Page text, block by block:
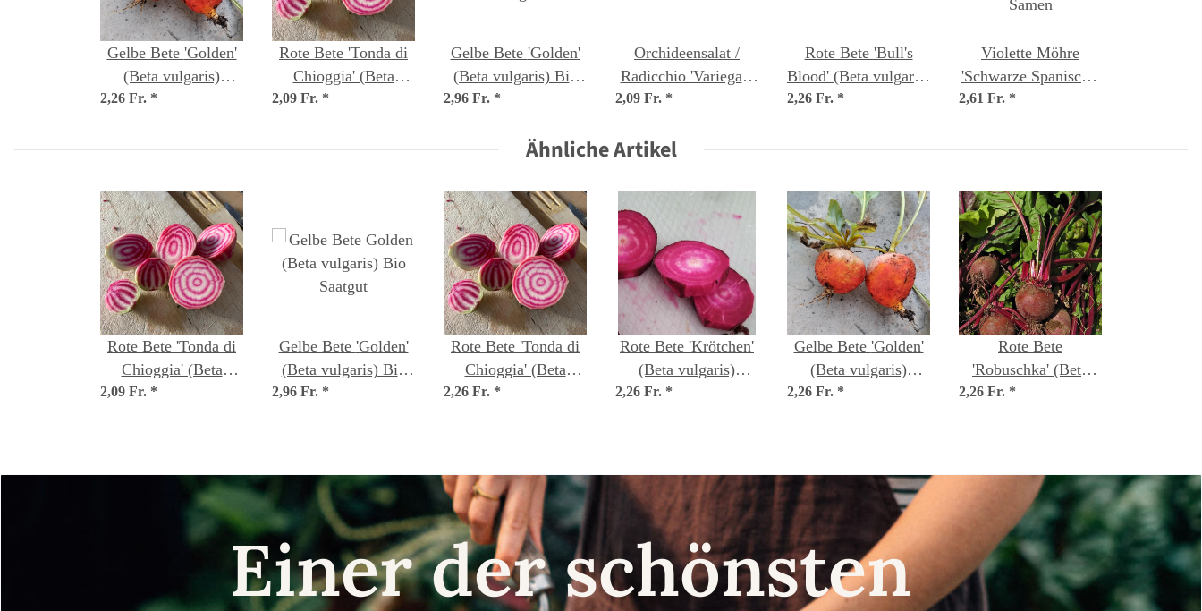
Gelbe Bete 'Golden'
(Beta vulgaris)
Samen
2,26 Fr. *
Rote Bete 'Tonda di
Chioggia' (Beta
vulgaris) Samen
2,09 Fr. *
Gelbe Bete 'Golden'
(Beta vulgaris) Bio
Saatgut
2,96 Fr. *
Orchideensalat /
Radicchio 'Variegata
di Castelfranco'
var. foliosum) Samen
2,09 Fr. *
Rote Bete 'Bull's
Blood' (Beta vulgaris)
Samen
2,26 Fr. *
Violette Möhre
'Schwarze Spanische'
(Daucus carota)
2,61 Fr. *
Ähnliche Artikel
Rote Bete 'Tonda di
Chioggia' (Beta
vulgaris) Samen
2,09 Fr. *
Gelbe Bete 'Golden'
(Beta vulgaris) Bio
Saatgut
2,96 Fr. *
Rote Bete 'Tonda di
Chioggia' (Beta
vulgaris) Bio Saatgut
2,26 Fr. *
Rote Bete 'Krötchen'
(Beta vulgaris)
Samen
2,26 Fr. *
Gelbe Bete 'Golden'
(Beta vulgaris)
Samen
2,26 Fr. *
Rote Bete
'Robuschka' (Beta
vulgaris) Bio Saatgut
2,26 Fr. *
Einer der schönsten